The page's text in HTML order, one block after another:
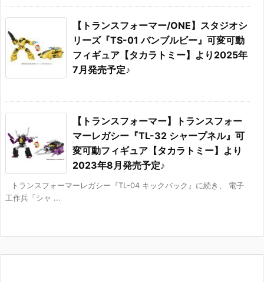
【トランスフォーマー/ONE】スタジオシ
リーズ『TS-01 バンブルビー』可変可動
フィギュア【タカラトミー】より2025年
7月発売予定♪
【トランスフォーマー】トランスフォー
マーレガシー『TL-32 シャープネル』可
変可動フィギュア【タカラトミー】より
2023年8月発売予定♪
トランスフォーマーレガシー『TL-04 キックバック』に続き、 電子
工作兵「シャ ...